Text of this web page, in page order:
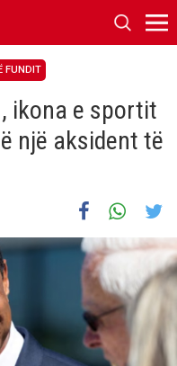
FUNDIT
ikona e sportit
një aksident të